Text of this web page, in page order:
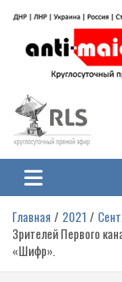
содержимому
на Украине
гражданской войне
ЛНР и других регионах.
Главная 2021
Зрителей Первого
«Шифр».